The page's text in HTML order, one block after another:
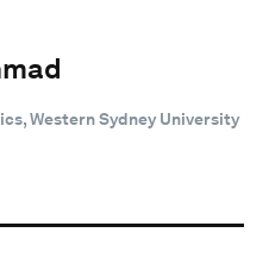
Western Sydney University